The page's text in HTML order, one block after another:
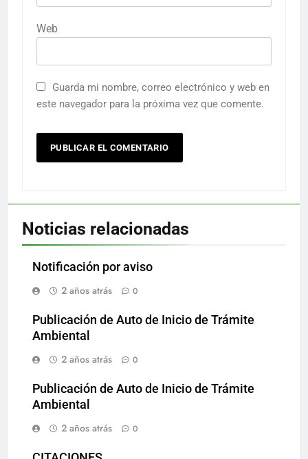
Web
Guarda mi nombre, correo electrónico y web en
este navegador para la próxima vez que comente.
Noticias relacionadas
Notificación por aviso
2 años atrás
0
Publicación de Auto de Inicio de Trámite
Ambiental
2 años atrás
0
Publicación de Auto de Inicio de Trámite
Ambiental
2 años atrás
0